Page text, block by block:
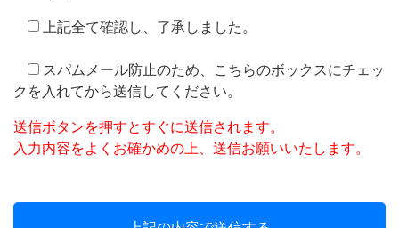
上記全て確認し、了承しました。
スパムメール防止のため、こちらのボックスにチェッ
クを入れてから送信してください。
送信ボタンを押すとすぐに送信されます。
入力内容をよくお確かめの上、送信お願いいたします。